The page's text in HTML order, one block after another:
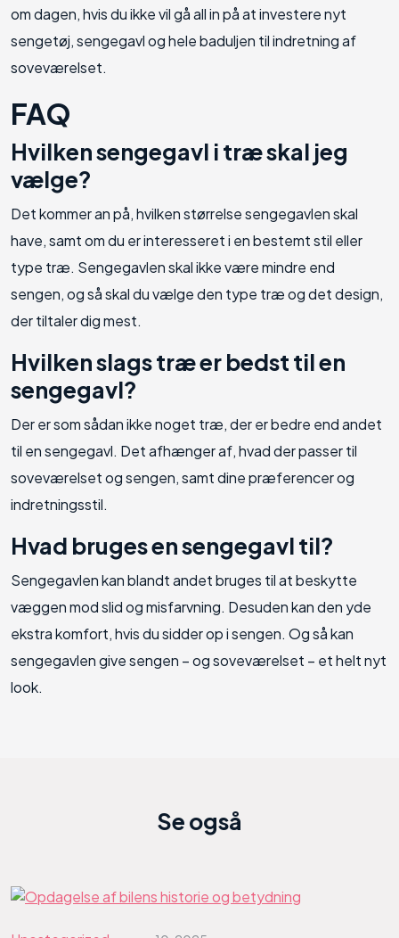
om dagen, hvis du ikke vil gå all in på at investere nyt
sengetøj, sengegavl og hele baduljen til indretning af
soveværelset.
FAQ
Hvilken sengegavl i træ skal jeg
vælge?
Det kommer an på, hvilken størrelse sengegavlen skal
have, samt om du er interesseret i en bestemt stil eller
type træ. Sengegavlen skal ikke være mindre end
sengen, og så skal du vælge den type træ og det design,
der tiltaler dig mest.
Hvilken slags træ er bedst til en
sengegavl?
Der er som sådan ikke noget træ, der er bedre end andet
til en sengegavl. Det afhænger af, hvad der passer til
soveværelset og sengen, samt dine præferencer og
indretningsstil.
Hvad bruges en sengegavl til?
Sengegavlen kan blandt andet bruges til at beskytte
væggen mod slid og misfarvning. Desuden kan den yde
ekstra komfort, hvis du sidder op i sengen. Og så kan
sengegavlen give sengen – og soveværelset – et helt nyt
look.
Se også